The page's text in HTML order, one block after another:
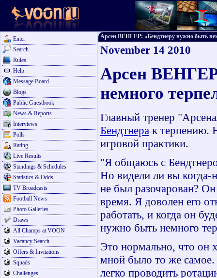
Enter
Search
Rules
Help
Message Board
Blogs
Public Guestbook
News & Reports
Interviews
Polls
Rating
Live Results
Standings & Schedules
Statistics & Odds
TV Broadcasts
Football News
Photo Galleries
Draws
All Champs at VOON
Vacancy Search
Offers & Invitations
Squads
Challenges
Арсен ВЕНГЕР: «Бендтнеру нужно быть
November 14 2010
Арсен
немного
Главный тренер
Бендтнера к терпению.
игровой практики.
"Я общаюсь с
Но видели ли вы когда-
не был разочарован?
время. Я доволен его
работать, и когда он
нужно быть немного
Это нормально, что он
мной было то же
легко проводить